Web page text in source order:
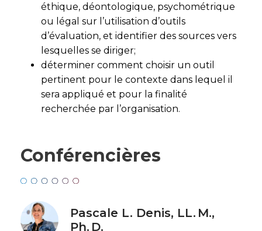
éthique, déontologique, psychométrique
ou légal sur l’utilisation d’outils
d’évaluation, et identifier des sources vers
lesquelles se diriger;
déterminer comment choisir un outil
pertinent pour le contexte dans lequel il
sera appliqué et pour la finalité
recherchée par l’organisation.
Conférencières
Pascale L. Denis, LL. M.,
Ph. D.